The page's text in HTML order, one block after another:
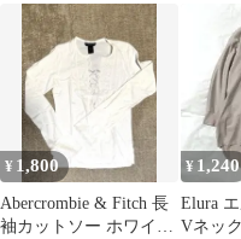
バーサイズ ぽわん袖
ーシ
ームセ
¥ 1,800
Abercrombie & Fitch 長
袖カットソー ホワイト
¥ 1,240
Elura
Vネッ